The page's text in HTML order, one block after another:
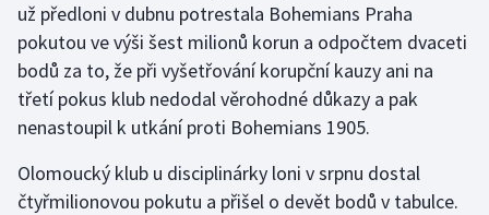
Vodní slalom
Volejbal
Ostatní
už předloni v dubnu potrestala Bohemians Praha
pokutou ve výši šest milionů korun a odpočtem dvaceti
bodů za to, že při vyšetřování korupční kauzy ani na
třetí pokus klub nedodal věrohodné důkazy a pak
nenastoupil k utkání proti Bohemians 1905.
Olomoucký klub u disciplinárky loni v srpnu dostal
čtyřmilionovou pokutu a přišel o devět bodů v tabulce.